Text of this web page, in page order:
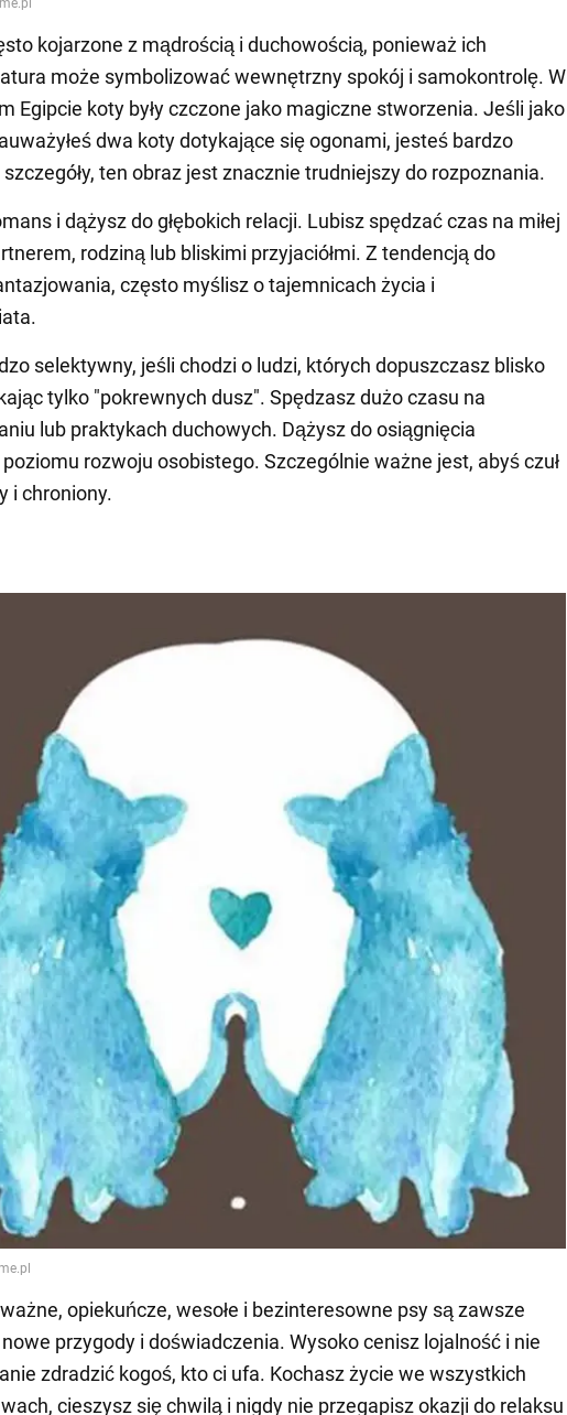
kojarzone z mądrością i duchowością, ponieważ ich
może symbolizować wewnętrzny spokój i samokontrolę. W
Egipcie koty były czczone jako magiczne stworzenia. Jeśli jako
dwa koty dotykające się ogonami, jesteś bardzo
ten obraz jest znacznie trudniejszy do rozpoznania.
i dążysz do głębokich relacji. Lubisz spędzać czas na miłej
rodziną lub bliskimi przyjaciółmi. Z tendencją do
często myślisz o tajemnicach życia i
selektywny, jeśli chodzi o ludzi, których dopuszczasz blisko
tylko "pokrewnych dusz". Spędzasz dużo czasu na
lub praktykach duchowych. Dążysz do osiągnięcia
rozwoju osobistego. Szczególnie ważne jest, abyś czuł
i chroniony.
opiekuńcze, wesołe i bezinteresowne psy są zawsze
przygody i doświadczenia. Wysoko cenisz lojalność i nie
zdradzić kogoś, kto ci ufa. Kochasz życie we wszystkich
cieszysz się chwilą i nigdy nie przegapisz okazji do relaksu